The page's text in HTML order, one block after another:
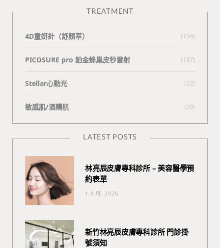
TREATMENT
4D童妍針（舒顏萃） (154)
PICOSURE pro 鉑金蜂巢皮秒雷射 (137)
Stellar心動光 (22)
敏感肌/酒糟肌 (29)
LATEST POSTS
林亮辰皮膚專科診所 – 美容醫學預
約表單
1 8 月, 2026
新竹林亮辰皮膚專科診所 門診掛
號須知